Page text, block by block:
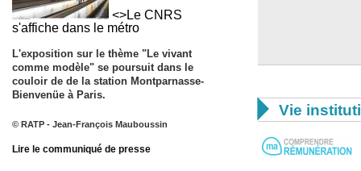
<>Le CNRS
s'affiche dans le métro
L'exposition sur le thème "Le vivant
comme modèle" se poursuit dans le
couloir de de la station Montparnasse-
Bienvenüe à Paris.
© RATP - Jean-François Mauboussin
Lire le communiqué de presse
 Vie